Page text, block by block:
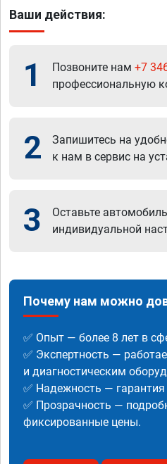
Ваши действия:
1 Позвоните нам +7
профессиональную
2
Запишитесь на
к нам в сервис на
3
Оставьте
индивидуальной
Почему нам можно
✅ Опыт — более 8 лет в
✅ Экспертность —
и диагностическим
✅ Надежность —
✅ Прозрачность —
фиксированные цены.